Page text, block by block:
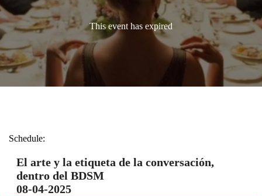
This event has expired
Schedule:
El arte y la etiqueta de la conversación,
dentro del BDSM
08-04-2025